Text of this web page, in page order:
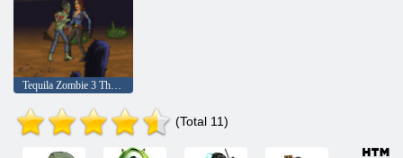
Tequila Zombie 3 Thing a morire
(Total 11)